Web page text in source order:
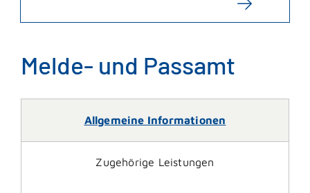
Melde- und Passamt
Allgemeine Informationen
Zugehörige Leistungen